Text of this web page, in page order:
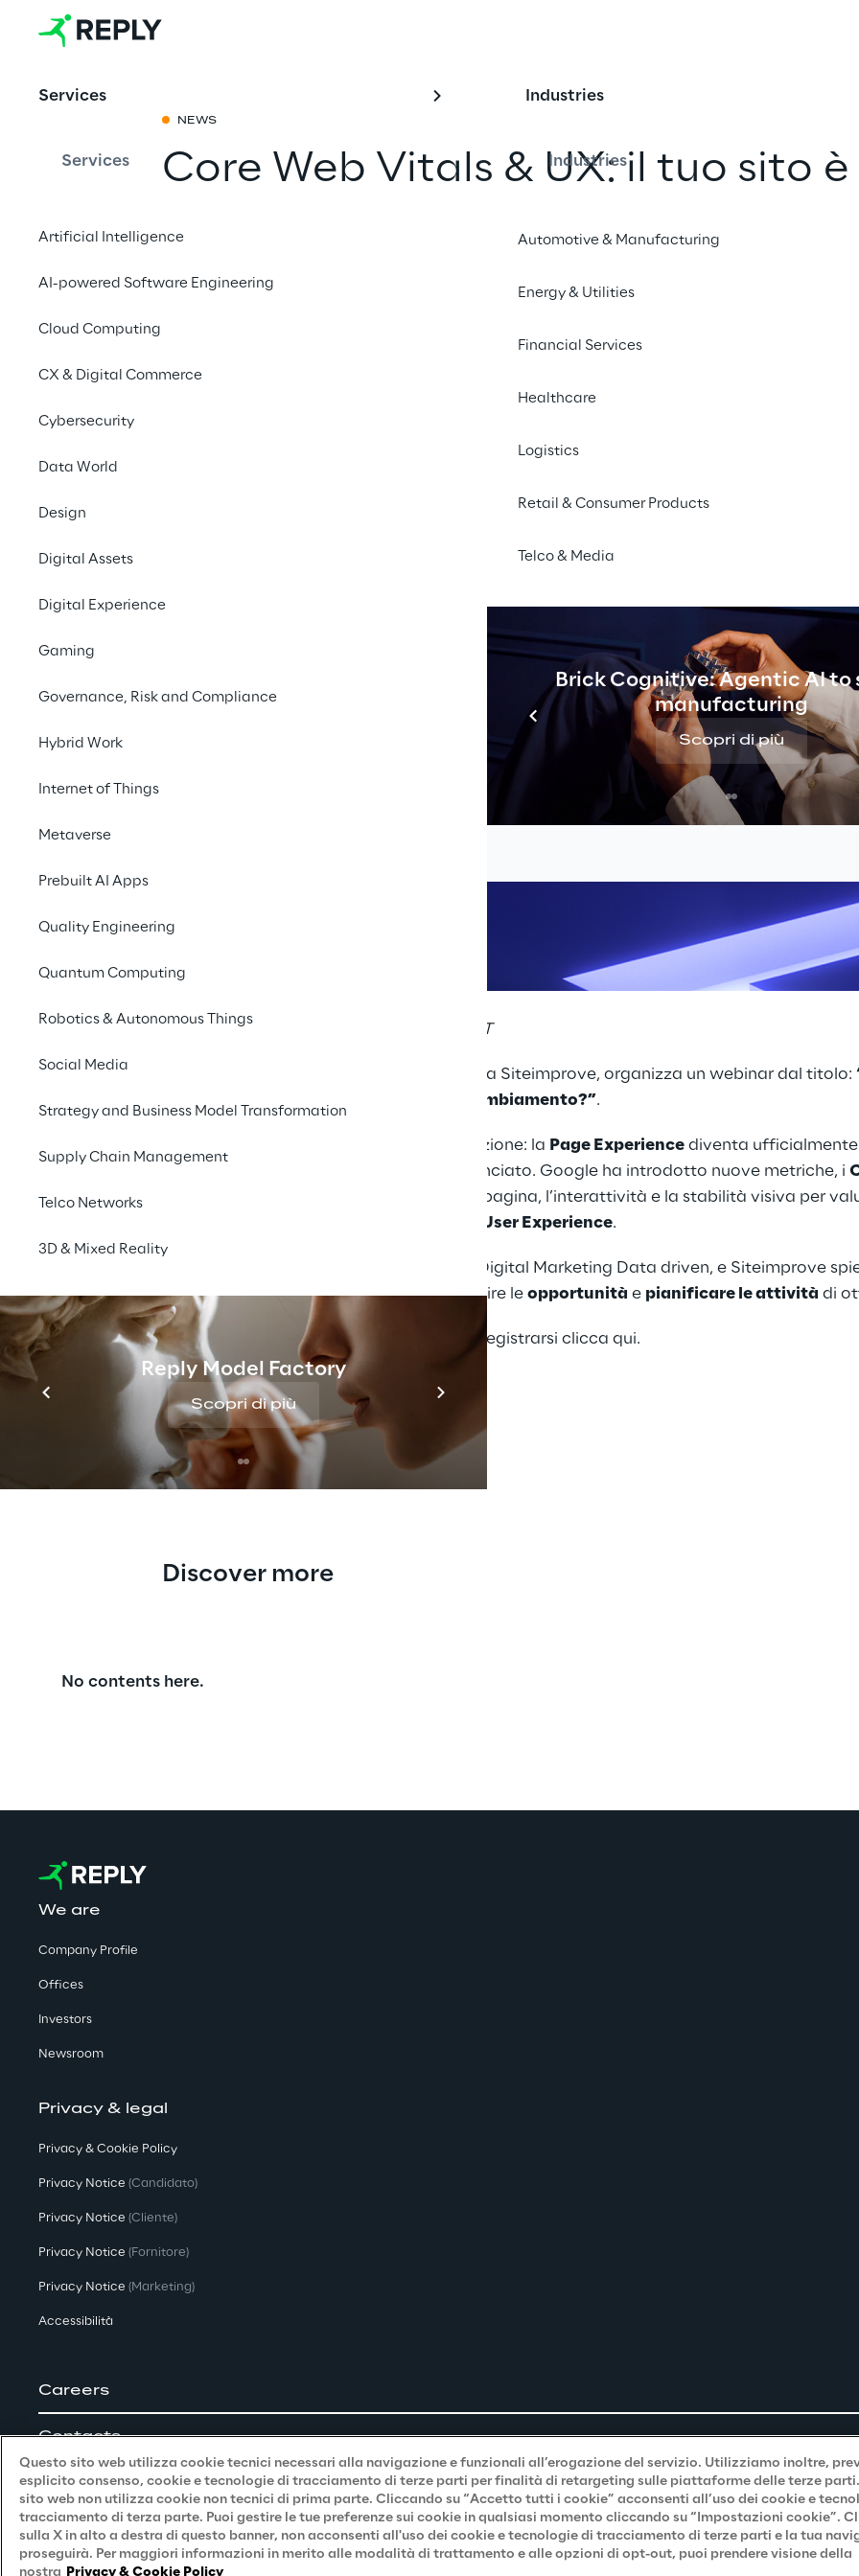
Services
Services
Artificial Intelligence
AI-powered Software Engineering
Cloud Computing
CX & Digital Commerce
Cybersecurity
Data World
Design
Digital Assets
Digital Experience
Gaming
Governance, Risk and Compliance
Hybrid Work
Internet of Things
Metaverse
Prebuilt AI Apps
Quality Engineering
Quantum Computing
Robotics & Autonomous Things
Social Media
Strategy and Business Model Transformation
Supply Chain Management
Telco Networks
3D & Mixed Reality
Reply Model Factory
Scopri di più
Industries
Industries
Automotive & Manufacturing
Energy & Utilities
Financial Services
Healthcare
Logistics
Retail & Consumer Products
Telco & Media
Brick Cognitive: Agentic AI to
manufacturing
Scopri di più
NEWS
Core Web Vitals & UX: il tuo sito è
Digital Event, 15:00-16:00 CET
, in collaborazione a Siteimprove, organizza un webinar dal titolo:
UX: il tuo sito è pronto al cambiamento?”.
Maggio è il mese dell'innovazione: la Page Experience diventa
con un update a lungo annunciato. Google ha introdotto nuove metriche, i
legate al caricamento della pagina, l’interattività e la stabilità visiva per
User Experience.
, specializzata in Digital Marketing Data driven, e Siteimprove
analizzare il proprio sito, capire leopportunità e pianificare le attività di
Per maggiori informazioni e registrarsiclicca qui.
Discover more
No contents here.
We are
Company Profile
Offices
Investors
Newsroom
Privacy & legal
Privacy & Cookie Policy
Privacy Notice (Candidato)
Privacy Notice (Cliente)
Privacy Notice (Fornitore)
Privacy Notice (Marketing)
Accessibilità
Careers
Contacts
Reply © 2026
Questo sito web utilizza cookie tecnici necessari alla navigazione e funzionali all’erogazione del servizio. Utilizziamo inoltre,
esplicito consenso, cookie e tecnologie di tracciamento di terze parti per finalità di retargeting sulle piattaforme delle terze
sito web non utilizza cookie non tecnici di prima parte. Cliccando su “Accetto tutti i cookie” acconsenti all’uso dei cookie e
tracciamento di terza parte. Puoi gestire le tue preferenze sui cookie in qualsiasi momento cliccando su “Impostazioni cookie”.
sulla X in alto a destra di questo banner, non acconsenti all'uso dei cookie e tecnologie di tracciamento di terze parti e la tua
proseguirà. Per maggiori informazioni in merito alle modalità di trattamento e alle opzioni di opt-out, puoi prendere visione della
nostra Privacy & Cookie Policy